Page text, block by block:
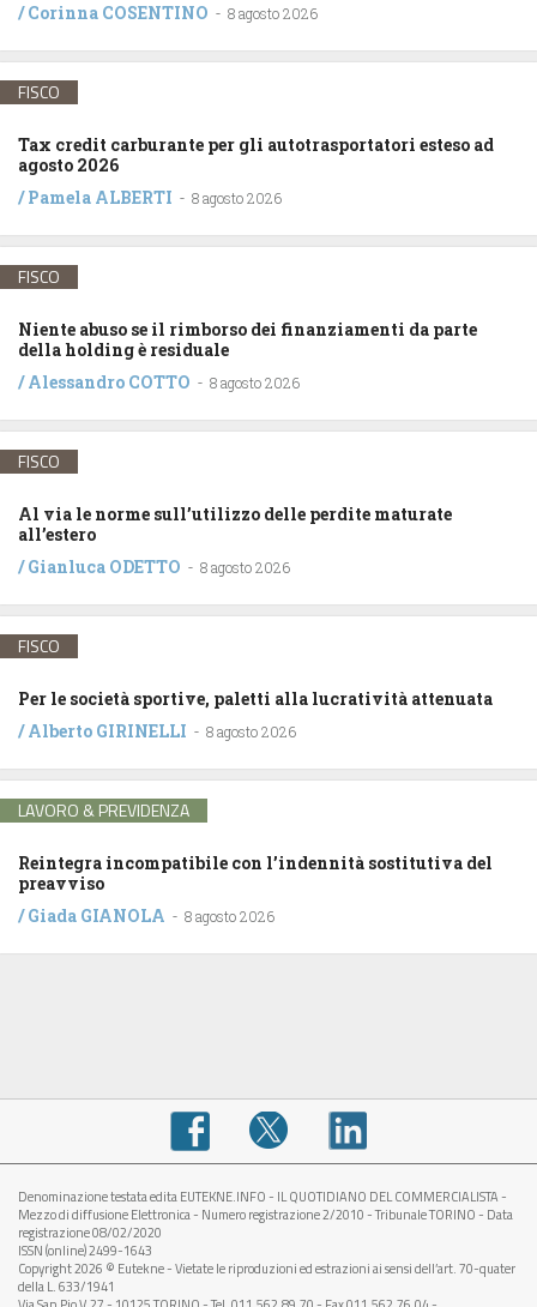
/Corinna COSENTINO - 8 agosto 2026
FISCO
Tax credit carburante per gli autotrasportatori esteso ad
agosto 2026
/Pamela ALBERTI - 8 agosto 2026
FISCO
Niente abuso se il rimborso dei finanziamenti da parte
della holding è residuale
/Alessandro COTTO - 8 agosto 2026
FISCO
Al via le norme sull’utilizzo delle perdite maturate
all’estero
/Gianluca ODETTO - 8 agosto 2026
FISCO
Per le società sportive, paletti alla lucratività attenuata
/Alberto GIRINELLI - 8 agosto 2026
LAVORO & PREVIDENZA
Reintegra incompatibile con l’indennità sostitutiva del
preavviso
/Giada GIANOLA - 8 agosto 2026
Denominazione testata edita EUTEKNE.INFO - IL QUOTIDIANO DEL COMMERCIALISTA -
Mezzo di diffusione Elettronica - Numero registrazione 2/2010 - Tribunale TORINO - Data
registrazione 08/02/2020
ISSN (online) 2499-1643
Copyright 2026 © Eutekne - Vietate le riproduzioni ed estrazioni ai sensi dell’art. 70-quater
della L. 633/1941